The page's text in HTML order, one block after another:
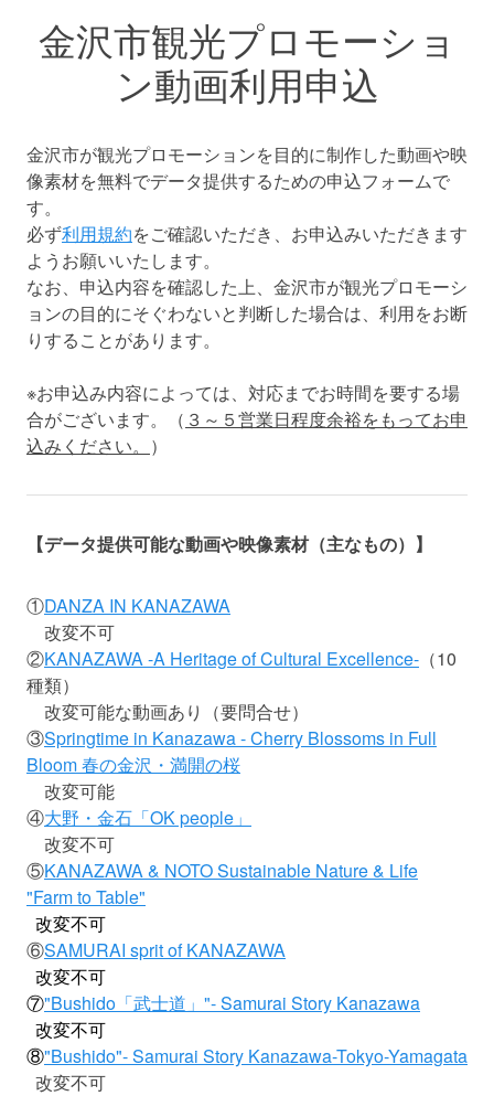
金沢市観光プロモーショ
ン動画利用申込
金沢市が観光プロモーションを目的に制作した動画や映
像素材を無料でデータ提供するための申込フォームで
す。
必ず利用規約をご確認いただき、お申込みいただきます
ようお願いいたします。
なお、申込内容を確認した上、金沢市が観光プロモーシ
ョンの目的にそぐわないと判断した場合は、利用をお断
りすることがあります。
※お申込み内容によっては、対応までお時間を要する場
合がございます。（ ３～５営業日程度余裕をもってお申
込みください。 ）
【データ提供可能な動画や映像素材（主なもの）】
①DANZA IN KANAZAWA
改変不可
②KANAZAWA -A Heritage of Cultural Excellence- （10
種類）
改変可能な動画あり（要問合せ）
③Springtime in Kanazawa - Cherry Blossoms in Full
Bloom 春の金沢・満開の桜
改変可能
④大野・金石「OK people」
改変不可
⑤KANAZAWA & NOTO Sustainable Nature & Life
"Farm to Table"
改変不可
⑥SAMURAI sprit of KANAZAWA
改変不可
⑦"Bushido「武士道」"- Samurai Story Kanazawa
改変不可
⑧"Bushido"- Samurai Story Kanazawa-Tokyo-Yamagata
改変不可